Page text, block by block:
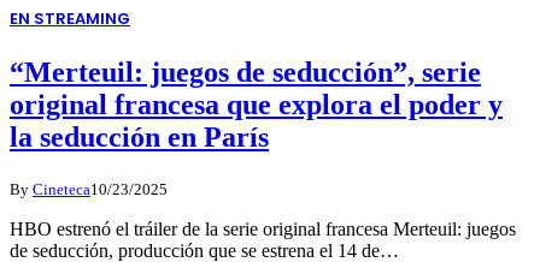
EN STREAMING
“Merteuil: juegos de seducción”, serie
original francesa que explora el poder y
la seducción en París
By Cineteca10/23/2025
HBO estrenó el tráiler de la serie original francesa Merteuil: juegos
de seducción, producción que se estrena el 14 de…